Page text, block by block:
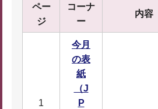
ペー
ジ
コーナ
ー
内容
1
今月
の表
紙
（J
P